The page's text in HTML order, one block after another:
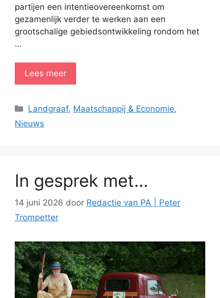
partijen een intentieovereenkomst om
gezamenlijk verder te werken aan een
grootschalige gebiedsontwikkeling rondom het
…
Lees meer
Categorieën
Landgraaf, Maatschappij & Economie,
Nieuws
In gesprek met…
14 juni 2026 door Redactie van PA | Peter
Trompetter